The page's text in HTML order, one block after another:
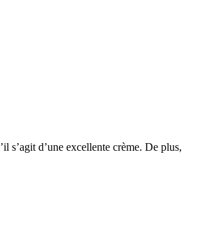
s’agit d’une excellente crème. De plus,